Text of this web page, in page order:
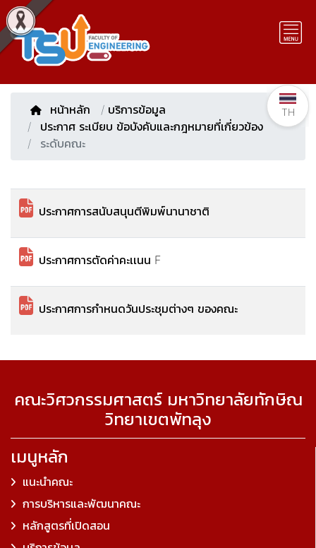
หน้าหลัก / บริการข้อมูล
ประกาศ ระเบียบ ข้อบังคับและกฎหมายที่เกี่ยวข้อง
ระดับคณะ
ประกาศการสนับสนุนตีพิมพ์นานาชาติ
ประกาศการตัดค่าคะเเนน F
ประกาศการกำหนดวันประชุมต่างๆ ของคณะ
คณะวิศวกรรมศาสตร์ มหาวิทยาลัยทักษิณ
วิทยาเขตพัทลุง
เมนูหลัก
แนะนำคณะ
การบริหารและพัฒนาคณะ
หลักสูตรที่เปิดสอน
TH